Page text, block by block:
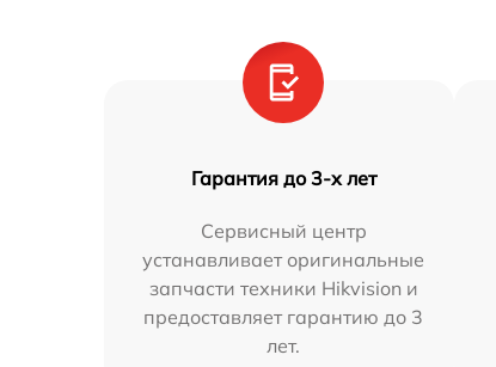
Гарантия до 3-х лет
Сервисный центр
устанавливает оригинальные
запчасти техники Hikvision и
предоставляет гарантию до 3
лет.